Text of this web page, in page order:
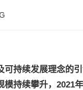
可持续发展理念的
模持续攀升，2021